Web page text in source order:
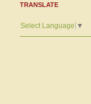
TRANSLATE
Select Language ▼